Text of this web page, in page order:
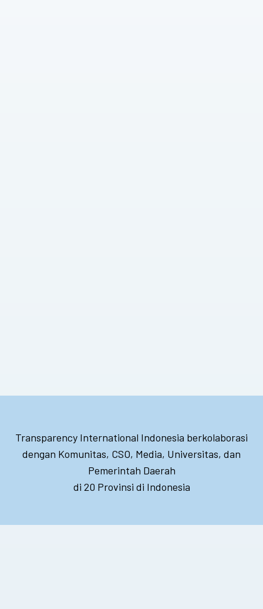
Transparency International Indonesia berkolaborasi
dengan Komunitas, CSO, Media, Universitas, dan
Pemerintah Daerah
di 20 Provinsi di Indonesia